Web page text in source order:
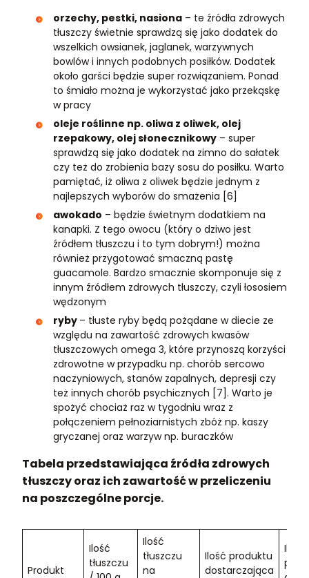
orzechy, pestki, nasiona – te źródła zdrowych
tłuszczy świetnie sprawdzą się jako dodatek do
wszelkich owsianek, jaglanek, warzywnych
bowlów i innych podobnych posiłków. Dodatek
około garści będzie super rozwiązaniem. Ponad
to śmiało można je wykorzystać jako przekąskę
w pracy
oleje roślinne np. oliwa z oliwek, olej
rzepakowy, olej słonecznikowy – super
sprawdzą się jako dodatek na zimno do sałatek
czy też do zrobienia bazy sosu do posiłku. Warto
pamiętać, iż oliwa z oliwek będzie jednym z
najlepszych wyborów do smażenia [6]
awokado – będzie świetnym dodatkiem na
kanapki. Z tego owocu (który o dziwo jest
źródłem tłuszczu i to tym dobrym!) można
również przygotować smaczną pastę
guacamole. Bardzo smacznie skomponuje się z
innym źródłem zdrowych tłuszczy, czyli łososiem
wędzonym
ryby – tłuste ryby będą pożądane w diecie ze
względu na zawartość zdrowych kwasów
tłuszczowych omega 3, które przynoszą korzyści
zdrowotne w przypadku np. chorób sercowo
naczyniowych, stanów zapalnych, depresji czy
też innych chorób psychicznych [7]. Warto je
spożyć chociaż raz w tygodniu wraz z
połączeniem pełnoziarnistych zbóż np. kaszy
gryczanej oraz warzyw np. buraczków
Tabela przedstawiająca źródła zdrowych
tłuszczy oraz ich zawartość w przeliczeniu
na poszczególne porcje.
Produkt
Ilość
tłuszczu
Ilość
tłuszczu
na
Ilość produktu
dostarczająca
Ilość
przy